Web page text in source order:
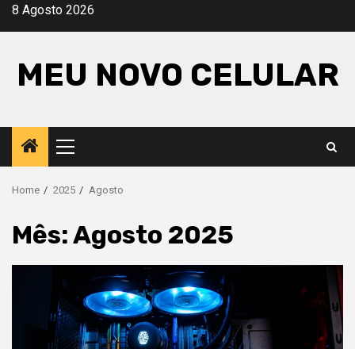
Skip8 Agosto 2026
MEU NOVO CELULAR
Primary
Menu
Home 2025 Agosto
Mês:Agosto 2025